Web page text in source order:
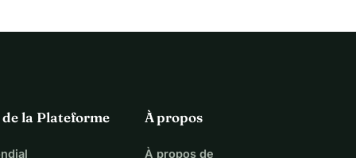
la Plateforme À propos
À propos de